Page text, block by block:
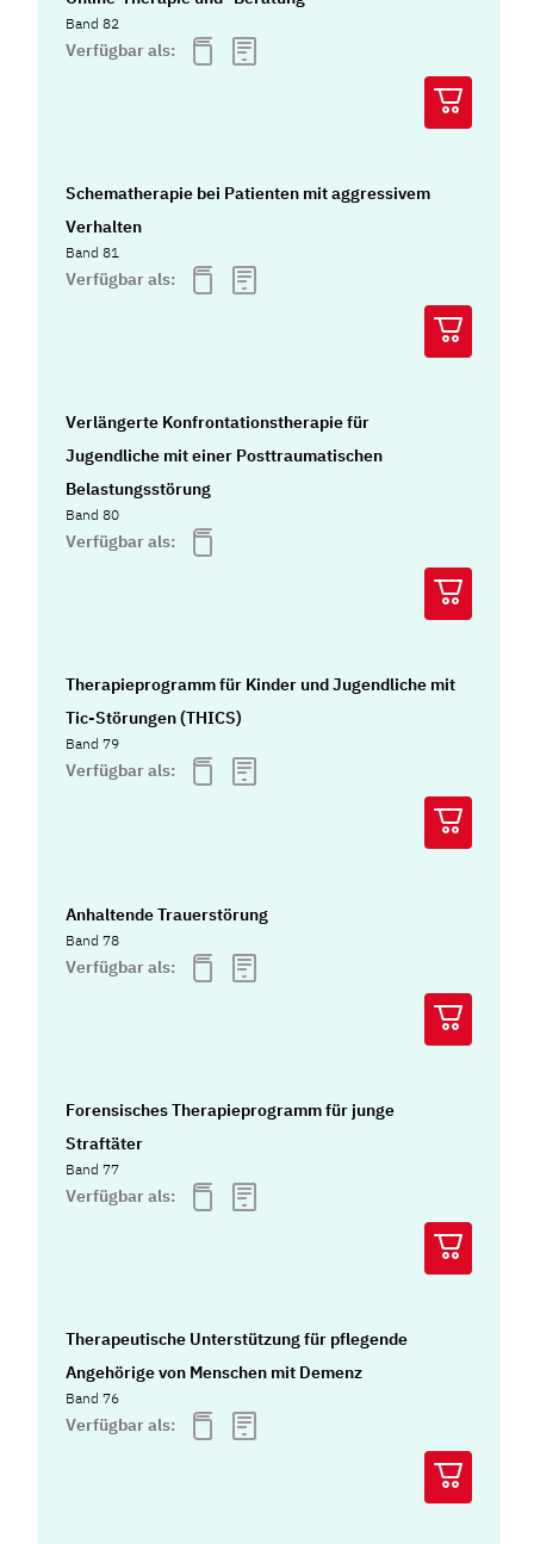
Band 82
Verfügbar als:
Schematherapie bei Patienten mit aggressivem
Verhalten
Band 81
Verfügbar als:
Verlängerte Konfrontationstherapie für
Jugendliche mit einer Posttraumatischen
Belastungsstörung
Band 80
Verfügbar als:
Therapieprogramm für Kinder und Jugendliche mit
Tic-Störungen (THICS)
Band 79
Verfügbar als:
Anhaltende Trauerstörung
Band 78
Verfügbar als:
Forensisches Therapieprogramm für junge
Straftäter
Band 77
Verfügbar als:
Therapeutische Unterstützung für pflegende
Angehörige von Menschen mit Demenz
Band 76
Verfügbar als: